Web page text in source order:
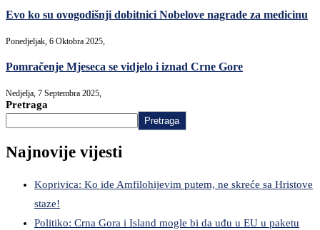
Evo ko su ovogodišnji dobitnici Nobelove nagrade za medicinu
Ponedjeljak, 6 Oktobra 2025,
Pomračenje Mjeseca se vidjelo i iznad Crne Gore
Nedjelja, 7 Septembra 2025,
Pretraga
Pretraga
Najnovije vijesti
Koprivica: Ko ide Amfilohijevim putem, ne skreće sa Hristove
staze!
Politiko: Crna Gora i Island mogle bi da uđu u EU u paketu